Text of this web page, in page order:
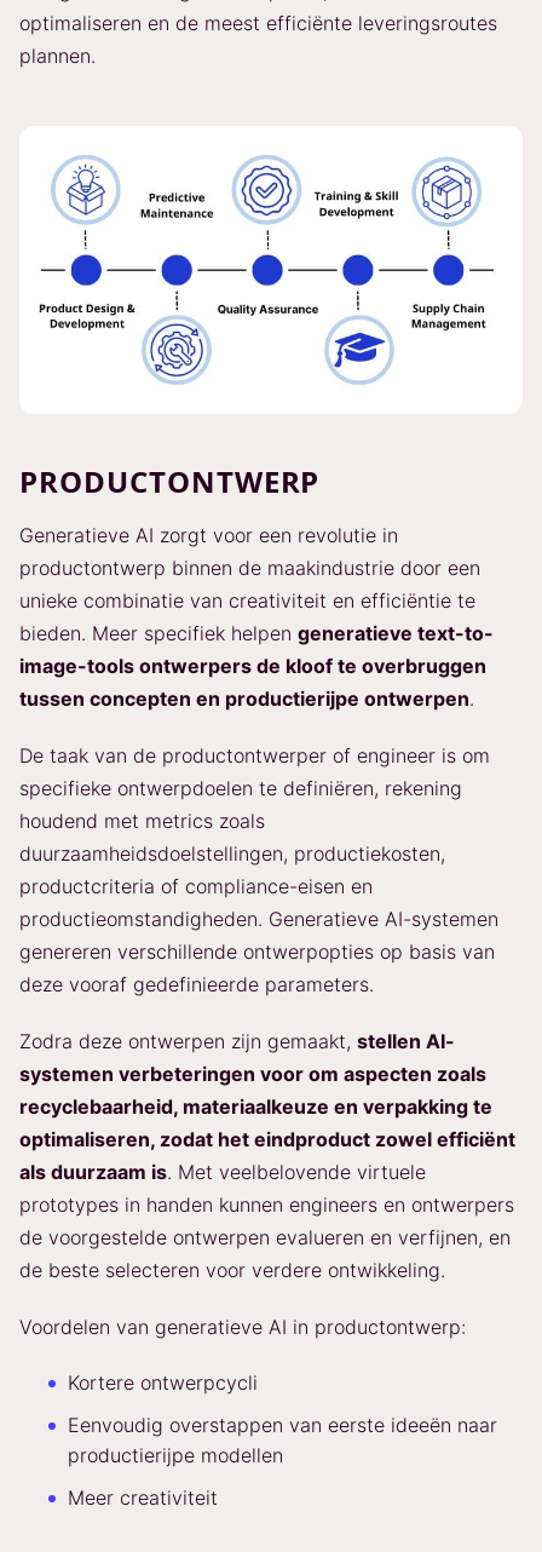
optimaliseren en de meest efficiënte leveringsroutes
plannen.
PRODUCTONTWERP
Generatieve AI zorgt voor een revolutie in
productontwerp binnen de maakindustrie door een
unieke combinatie van creativiteit en efficiëntie te
bieden. Meer specifiek helpen generatieve text-to-
image-tools ontwerpers de kloof te overbruggen
tussen concepten en productierijpe ontwerpen.
De taak van de productontwerper of engineer is om
specifieke ontwerpdoelen te definiëren, rekening
houdend met metrics zoals
duurzaamheidsdoelstellingen, productiekosten,
productcriteria of compliance-eisen en
productieomstandigheden. Generatieve AI-systemen
genereren verschillende ontwerpopties op basis van
deze vooraf gedefinieerde parameters.
Zodra deze ontwerpen zijn gemaakt, stellen AI-
systemen verbeteringen voor om aspecten zoals
recyclebaarheid, materiaalkeuze en verpakking te
optimaliseren, zodat het eindproduct zowel efficiënt
als duurzaam is. Met veelbelovende virtuele
prototypes in handen kunnen engineers en ontwerpers
de voorgestelde ontwerpen evalueren en verfijnen, en
de beste selecteren voor verdere ontwikkeling.
Voordelen van generatieve AI in productontwerp:
Kortere ontwerpcycli
Eenvoudig overstappen van eerste ideeën naar
productierijpe modellen
Meer creativiteit